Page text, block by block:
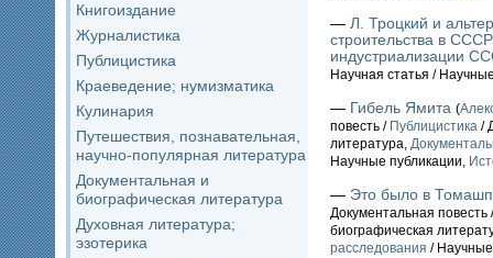
Книгоиздание
Журналистика
Публицистика
Краеведение; нумизматика
Кулинария
Путешествия, познавательная,
научно-популярная литература
Документальная и
биографическая литература
Духовная литература;
эзотерика
— Л. Троцкий и
строительства в
индустриализации
Научная статья /
— Гибель Ямита (
повесть / Публицистика /
литература,
Научные публикации,
— Это было в
Документальная повесть
биографическая
расследования /